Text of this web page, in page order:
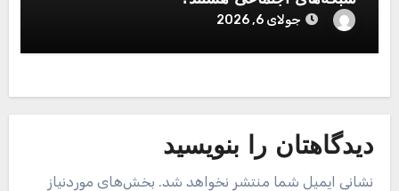
جولای 6, 2026
دیدگاهتان را بنویسید
نشانی ایمیل شما منتشر نخواهد شد. بخش‌های موردنیاز